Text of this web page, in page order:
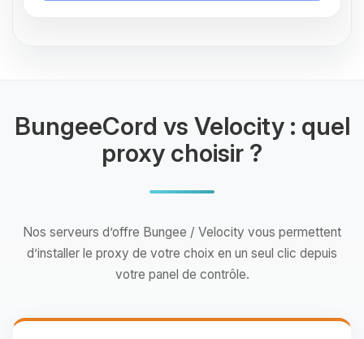
BungeeCord vs Velocity : quel
proxy choisir ?
Nos serveurs d’offre Bungee / Velocity vous permettent
d’installer le proxy de votre choix en un seul clic depuis
votre panel de contrôle.